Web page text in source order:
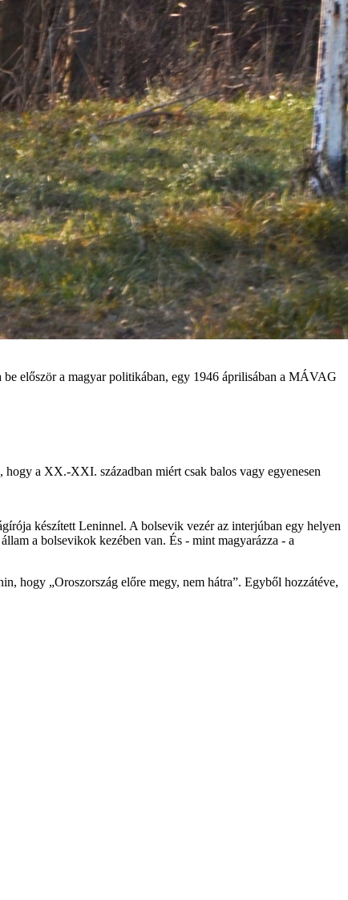
először a magyar politikában, egy 1946 áprilisában a MÁVAG
a XX.-XXI. században miért csak balos vagy egyenesen
készített Leninnel. A bolsevik vezér az interjúban egy helyen
a bolsevikok kezében van. És - mint magyarázza - a
hogy „Oroszország előre megy, nem hátra”. Egyből hozzátéve,